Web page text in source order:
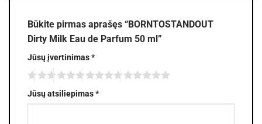
Būkite pirmas aprašęs “BORNTOSTANDOUT
Dirty Milk Eau de Parfum 50 ml”
Jūsų įvertinimas*
Jūsų atsiliepimas*